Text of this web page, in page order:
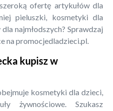
ofertę artykułów dla
pieluszki, kosmetyki dla
najmłodszych? Sprawdzaj
na promocjedladzieci.pl.
kupisz w
kosmetyki dla dzieci,
żywnościowe. Szukasz